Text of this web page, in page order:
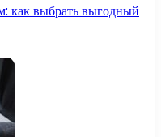
как выбрать выгодный